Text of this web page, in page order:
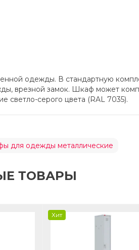
одежды. В стандартную
врезной замок. Шкаф может
светло-серого цвета (RAL 7035).
для одежды металлические
ТОВАРЫ
Хит